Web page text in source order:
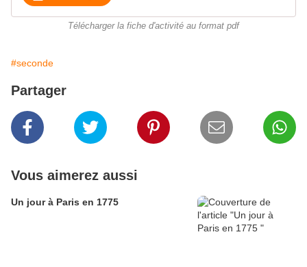
Télécharger la fiche d'activité au format pdf
#seconde
Partager
Vous aimerez aussi
Un jour à Paris en 1775